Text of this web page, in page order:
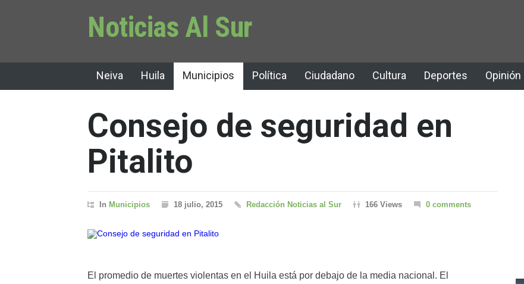
Noticias Al Sur
Neiva Huila Municipios Política Ciudadano Cultura Deportes Opinión
Consejo de seguridad en
Pitalito
In Municipios 18 julio, 2015 Redacción Noticias al Sur 166 Views 0 comments
El promedio de muertes violentas en el Huila está por debajo de la media nacional. El